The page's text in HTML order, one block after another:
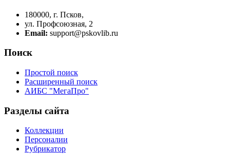
180000, г. Псков,
ул. Профсоюзная, 2
Email: support@pskovlib.ru
Поиск
Простой поиск
Расширенный поиск
АИБС "МегаПро"
Разделы сайта
Коллекции
Персоналии
Рубрикатор